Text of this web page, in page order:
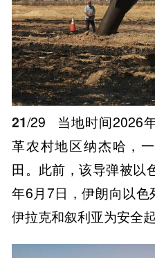
21/29
当地时间2026
革农村地区纳杰哈，
田。此前，该导弹被以
年6月7日，伊朗向以色
伊拉克和叙利亚为安全